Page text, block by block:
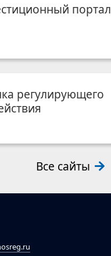
портал
регулирующего
Все сайты